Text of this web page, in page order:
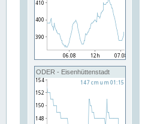
ODER - Eisenhüttenstadt